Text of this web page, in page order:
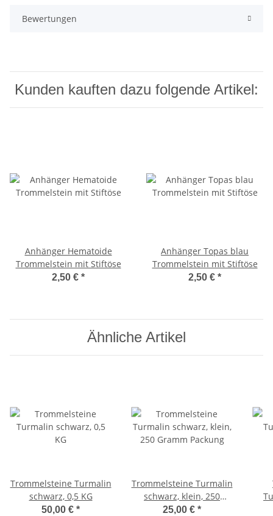
Bewertungen
Kunden kauften dazu folgende Artikel:
Anhänger Hematoide
Trommelstein mit Stiftöse
2,50 € *
Anhänger Topas blau
Trommelstein mit Stiftöse
2,50 € *
Ähnliche Artikel
Trommelsteine Turmalin
schwarz, 0,5 KG
50,00 € *
Trommelsteine Turmalin
schwarz, klein, 250
Gramm Packung
25,00 € *